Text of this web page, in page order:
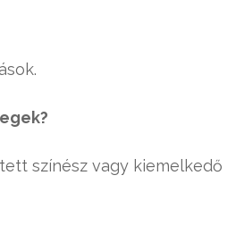
színész vagy kiemelkedő